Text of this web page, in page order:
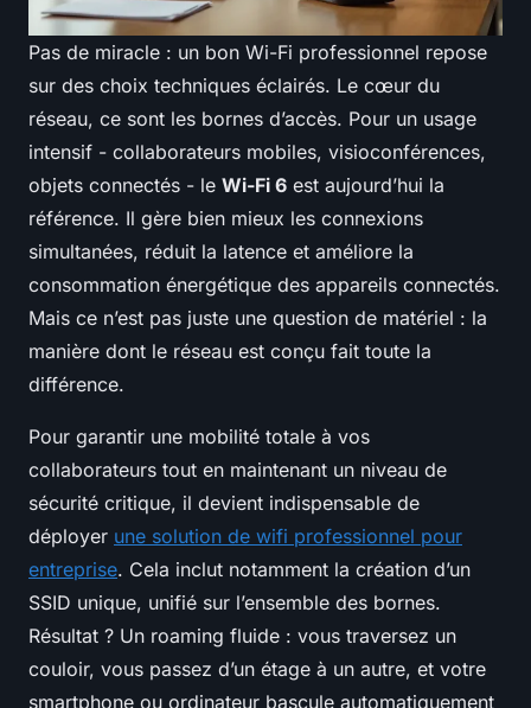
Pas de miracle : un bon Wi-Fi professionnel repose
sur des choix techniques éclairés. Le cœur du
réseau, ce sont les bornes d’accès. Pour un usage
intensif - collaborateurs mobiles, visioconférences,
objets connectés - le Wi-Fi 6 est aujourd’hui la
référence. Il gère bien mieux les connexions
simultanées, réduit la latence et améliore la
consommation énergétique des appareils connectés.
Mais ce n’est pas juste une question de matériel : la
manière dont le réseau est conçu fait toute la
différence.
Pour garantir une mobilité totale à vos
collaborateurs tout en maintenant un niveau de
sécurité critique, il devient indispensable de
déployer une solution de wifi professionnel pour
entreprise. Cela inclut notamment la création d’un
SSID unique, unifié sur l’ensemble des bornes.
Résultat ? Un roaming fluide : vous traversez un
couloir, vous passez d’un étage à un autre, et votre
smartphone ou ordinateur bascule automatiquement